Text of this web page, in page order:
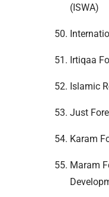
(ISWA)
Irtiqaa
Islamic
Just
Karam
Maram